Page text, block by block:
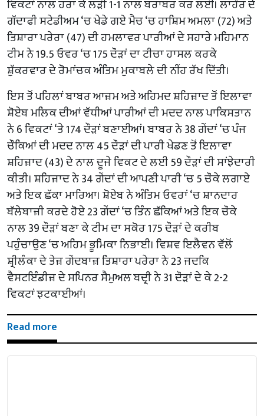
ਵਿਕਟਾਂ ਨਾਲ ਹਰਾ ਕੇ ਲੜੀ 1-1 ਨਾਲ ਬਰਾਬਰ ਕਰ ਲਈ। ਲਾਹੌਰ ਦੇ
ਗੱਦਾਫੀ ਸਟੇਡੀਅਮ ‘ਚ ਖੇਡੇ ਗਏ ਮੈਚ ‘ਚ ਹਾਸ਼ਿਮ ਅਮਲਾ (72) ਅਤੇ
ਤਿਸ਼ਾਰਾ ਪਰੇਰਾ (47) ਦੀ ਹਮਲਾਵਰ ਪਾਰੀਆਂ ਦੇ ਸਹਾਰੇ ਮਹਿਮਾਨ
ਟੀਮ ਨੇ 19.5 ਓਵਰ ‘ਚ 175 ਦੌੜਾਂ ਦਾ ਟੀਚਾ ਹਾਸਲ ਕਰਕੇ
ਸ਼ੁੱਕਰਵਾਰ ਦੇ ਰੋਮਾਂਚਕ ਅੰਤਿਮ ਮੁਕਾਬਲੇ ਦੀ ਨੀਂਹ ਰੱਖ ਦਿੱਤੀ।
ਇਸ ਤੋਂ ਪਹਿਲਾਂ ਬਾਬਰ ਆਜ਼ਮ ਅਤੇ ਅਹਿਮਦ ਸ਼ਹਿਜ਼ਾਦ ਤੋਂ ਇਲਾਵਾ
ਸ਼ੋਏਬ ਮਲਿਕ ਦੀਆਂ ਵੱਧੀਆਂ ਪਾਰੀਆਂ ਦੀ ਮਦਦ ਨਾਲ ਪਾਕਿਸਤਾਨ
ਨੇ 6 ਵਿਕਟਾਂ ‘ਤੇ 174 ਦੌੜਾਂ ਬਣਾਈਆਂ। ਬਾਬਰ ਨੇ 38 ਗੇਂਦਾਂ ‘ਚ ਪੰਜ
ਚੌਕਿਆਂ ਦੀ ਮਦਦ ਨਾਲ 45 ਦੌੜਾਂ ਦੀ ਪਾਰੀ ਖੇਡਣ ਤੋਂ ਇਲਾਵਾ
ਸ਼ਹਿਜ਼ਾਦ (43) ਦੇ ਨਾਲ ਦੂਜੇ ਵਿਕਟ ਦੇ ਲਈ 59 ਦੌੜਾਂ ਦੀ ਸਾਂਝੇਦਾਰੀ
ਕੀਤੀ। ਸ਼ਹਿਜ਼ਾਦ ਨੇ 34 ਗੇਂਦਾਂ ਦੀ ਆਪਣੀ ਪਾਰੀ ‘ਚ 5 ਚੌਕੇ ਲਗਾਏ
ਅਤੇ ਇਕ ਛੱਕਾ ਮਾਰਿਆ। ਸ਼ੋਏਬ ਨੇ ਅੰਤਿਮ ਓਵਰਾਂ ‘ਚ ਸ਼ਾਨਦਾਰ
ਬੱਲੇਬਾਜ਼ੀ ਕਰਦੇ ਹੋਏ 23 ਗੇਂਦਾਂ ‘ਚ ਤਿੰਨ ਛੱਕਿਆਂ ਅਤੇ ਇਕ ਚੌਕੇ
ਨਾਲ 39 ਦੌੜਾਂ ਬਣਾ ਕੇ ਟੀਮ ਦਾ ਸਕੋਰ 175 ਦੌੜਾਂ ਦੇ ਕਰੀਬ
ਪਹੁੰਚਾਉਣ ‘ਚ ਅਹਿਮ ਭੂਮਿਕਾ ਨਿਭਾਈ। ਵਿਸ਼ਵ ਇਲੈਵਨ ਵੱਲੋਂ
ਸ਼੍ਰੀਲੰਕਾ ਦੇ ਤੇਜ਼ ਗੇਂਦਬਾਜ਼ ਤਿਸ਼ਾਰਾ ਪਰੇਰਾ ਨੇ 23 ਜਦਕਿ
ਵੈਸਟਇੰਡੀਜ਼ ਦੇ ਸਪਿਨਰ ਸੈਮੁਅਲ ਬਦ੍ਰੀ ਨੇ 31 ਦੌੜਾਂ ਦੇ ਕੇ 2-2
ਵਿਕਟਾਂ ਝਟਕਾਈਆਂ।
Read more